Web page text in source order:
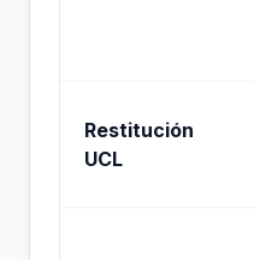
Restitución
UCL